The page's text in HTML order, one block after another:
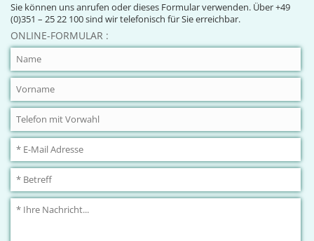
Sie können uns anrufen oder dieses Formular verwenden. Über +49
(0)351 – 25 22 100 sind wir telefonisch für Sie erreichbar.
ONLINE-FORMULAR :